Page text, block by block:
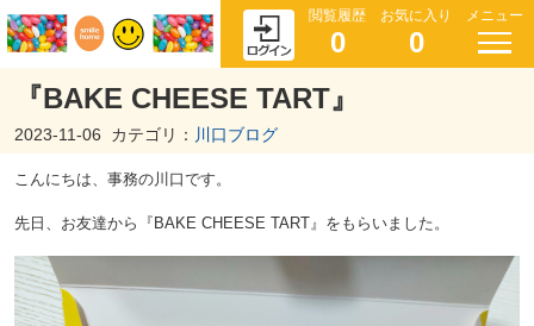
閲覧履歴
0
お気に入り
0
メニュー
『BAKE CHEESE TART』
2023-11-06 カテゴリ： 川口ブログ
こんにちは、事務の川口です。
先日、お友達から『BAKE CHEESE TART』をもらいました。